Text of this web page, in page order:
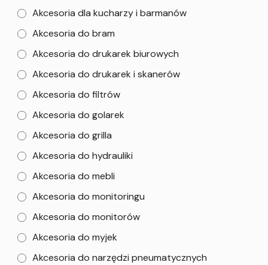
Akcesoria dla kucharzy i barmanów
Akcesoria do bram
Akcesoria do drukarek biurowych
Akcesoria do drukarek i skanerów
Akcesoria do filtrów
Akcesoria do golarek
Akcesoria do grilla
Akcesoria do hydrauliki
Akcesoria do mebli
Akcesoria do monitoringu
Akcesoria do monitorów
Akcesoria do myjek
Akcesoria do narzędzi pneumatycznych